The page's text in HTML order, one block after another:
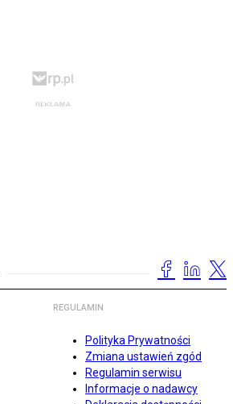
REGULAMIN
Polityka Prywatności
Zmiana ustawień zgód
Regulamin serwisu
Informacje o nadawcy